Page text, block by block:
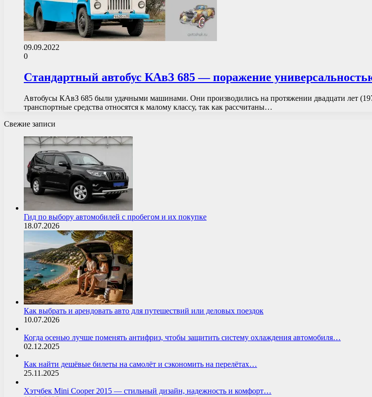
09.09.2022
0
Стандартный автобус КАвЗ 685 — поражение
Автобусы КАвЗ 685 были удачными машинами. Они производились на протяжении двадцати лет
транспортные средства относятся к малому классу, так как рассчитаны…
Свежие записи
Гид по выбору автомобилей с пробегом и их покупке
18.07.2026
Как выбрать и арендовать авто для путешествий или деловых поездок
10.07.2026
Когда осенью лучше поменять антифриз, чтобы защитить систему охлаждения автомобиля…
02.12.2025
Как найти дешёвые билеты на самолёт и сэкономить на перелётах…
25.11.2025
Хэтчбек Mini Cooper 2015 — стильный дизайн, надежность и комфорт…